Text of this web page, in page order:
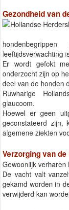
Gezondheid van
leeftijdsverwachting
Er wordt gefokt
onderzocht zijn op
deel van de honden
Ruwharige
glaucoom.
Hoewel er geen
geconstateerd zijn,
algemene ziekten
Verzorging van
Gewoonlijk verharen
De vacht valt
gekamd worden in
verwijderd kan